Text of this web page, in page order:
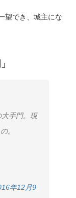
望でき、城主にな
手門。現
。
年12月9